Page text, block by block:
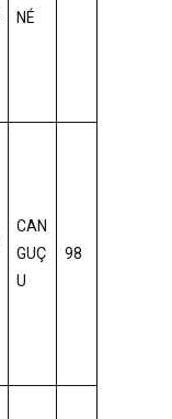
NÉ
CAN
GUÇ
U
98